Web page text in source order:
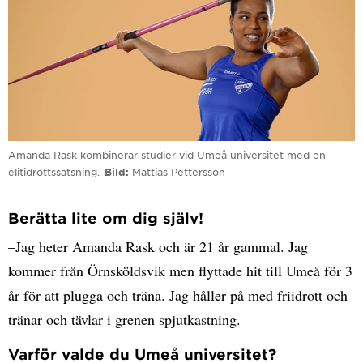
Amanda Rask kombinerar studier vid Umeå universitet med en
elitidrottssatsning.
Bild Mattias Pettersson
Berätta lite om dig själv!
–Jag heter Amanda Rask och är 21 år gammal. Jag
kommer från Örnsköldsvik men flyttade hit till Umeå för 3
år för att plugga och träna. Jag håller på med friidrott och
tränar och tävlar i grenen spjutkastning.
Varför valde du Umeå universitet?